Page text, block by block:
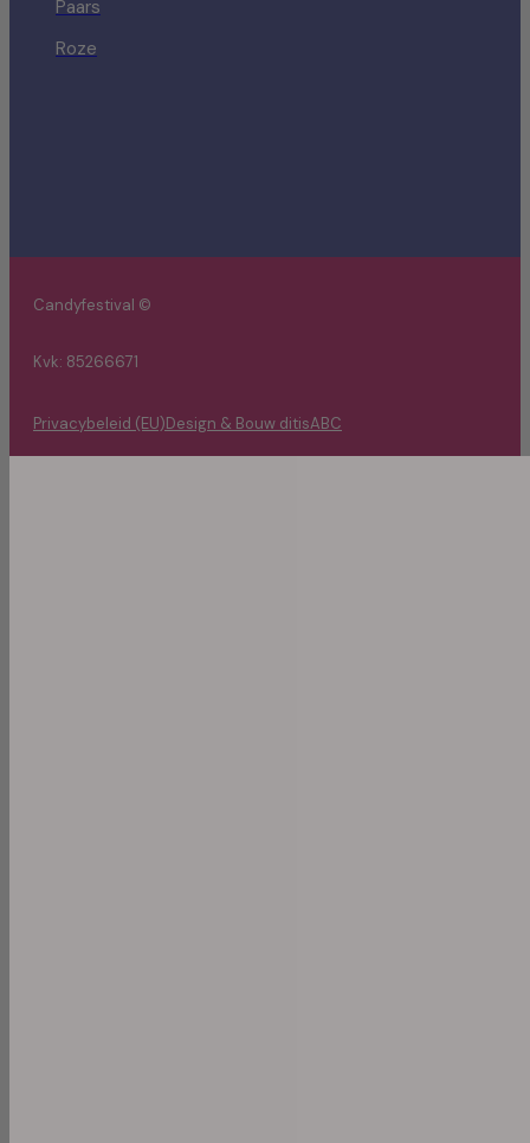
Paars
Roze
Candyfestival ©
Kvk: 85266671
Privacybeleid (EU)Design & Bouw ditisABC